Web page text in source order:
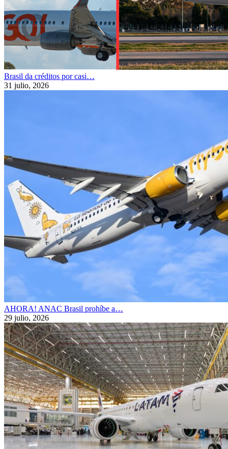
Brasil da créditos por casi…
31 julio, 2026
AHORA! ANAC Brasil prohíbe a…
29 julio, 2026